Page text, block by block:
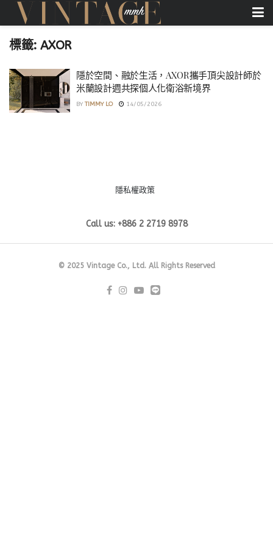
標籤:AXOR
隱於空間、融於生活，AXOR攜手頂尖設計師於
米蘭設計週共探個人化衛浴新境界
BY TIMMY LO 14/05/2026
隱私權政策
Call us: +886 2 2719 8978
© 2025 Vintage Co., Ltd. All Rights Reserved